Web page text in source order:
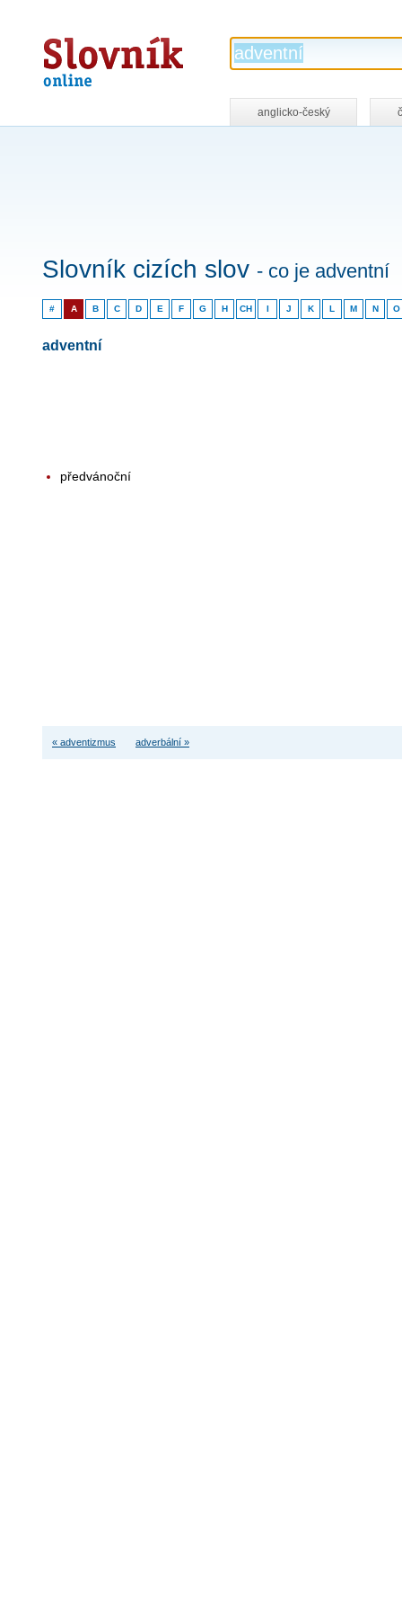
Slovník
online
anglicko-český
Slovník cizích slov - co je adventní
# A B C D E F G H CH I J K L M N O
adventní
předvánoční
« adventizmus adverbální »